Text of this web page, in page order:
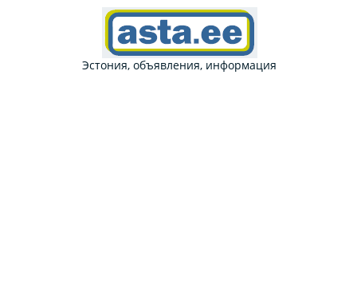
Эстония, объявления, информация